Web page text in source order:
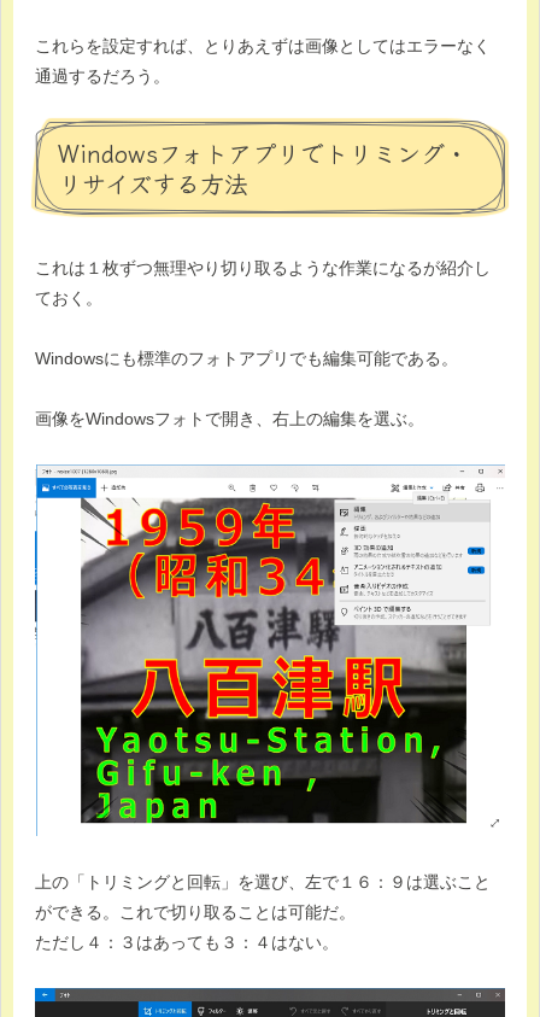
これらを設定すれば、とりあえずは画像としてはエラーなく
通過するだろう。
Windowsフォトアプリでトリミング・
リサイズする方法
これは１枚ずつ無理やり切り取るような作業になるが紹介し
ておく。
Windowsにも標準のフォトアプリでも編集可能である。
画像をWindowsフォトで開き、右上の編集を選ぶ。
上の「トリミングと回転」を選び、左で１６：９は選ぶこと
ができる。これで切り取ることは可能だ。
ただし４：３はあっても３：４はない。